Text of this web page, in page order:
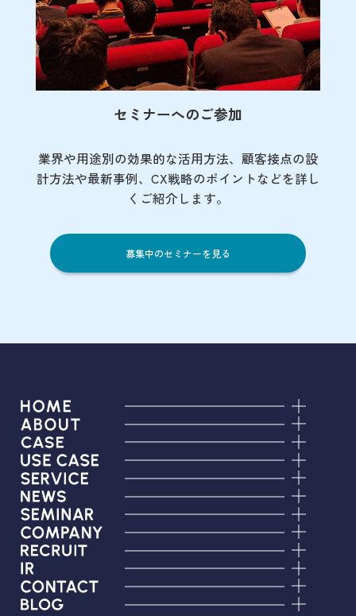
セミナーへのご参加
業界や用途別の効果的な活用方法、顧客接点の設
計方法や最新事例、CX戦略のポイントなどを詳し
くご紹介します。
募集中のセミナーを見る